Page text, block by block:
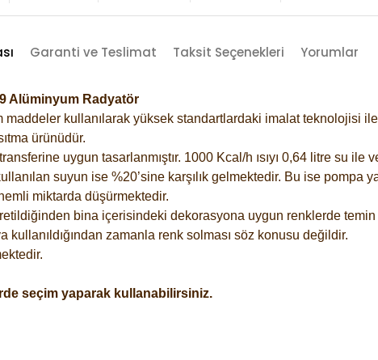
Garanti ve Teslimat Taksit Seçenekleri Yorumlar
Alüminyum Radyatör
kullanılarak yüksek standartlardaki imalat teknolojisi
ürünüdür.
uygun tasarlanmıştır. 1000 Kcal/h ısıyı 0,64 litre su ile
suyun ise %20’sine karşılık gelmektedir. Bu ise pompa
miktarda düşürmektedir.
bina içerisindeki dekorasyona uygun renklerde
zamanla renk solması söz konusu değildir.
seçim yaparak kullanabilirsiniz.